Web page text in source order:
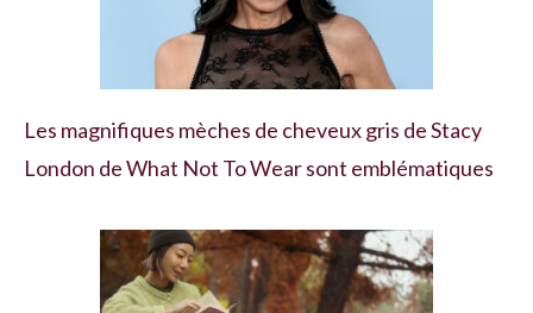
Les magnifiques mèches de cheveux gris de Stacy
London de What Not To Wear sont emblématiques